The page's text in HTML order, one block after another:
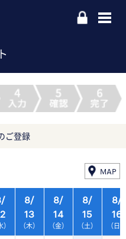
ご登録
MAP
）
8/
13
（木）
8/
14
（金）
8/
15
（土）
8/
16
（日）